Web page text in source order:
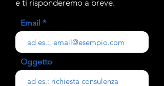
e ti risponderemo a breve.
Email
Oggetto